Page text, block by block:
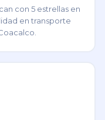
con 5 estrellas en
en transporte